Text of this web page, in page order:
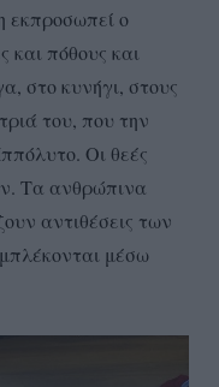
εκπροσωπεί ο
και πόθους και
στο κυνήγι, στους
του, που την
Οι θεές
Τα ανθρώπινα
αντιθέσεις των
μέσω